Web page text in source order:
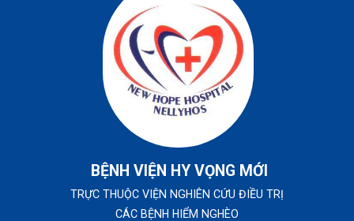
BỆNH VIỆN HY VỌNG MỚI
TRỰC THUỘC VIỆN NGHIÊN CỨU ĐIỀU TRỊ
CÁC BỆNH HIỂM NGHÈO